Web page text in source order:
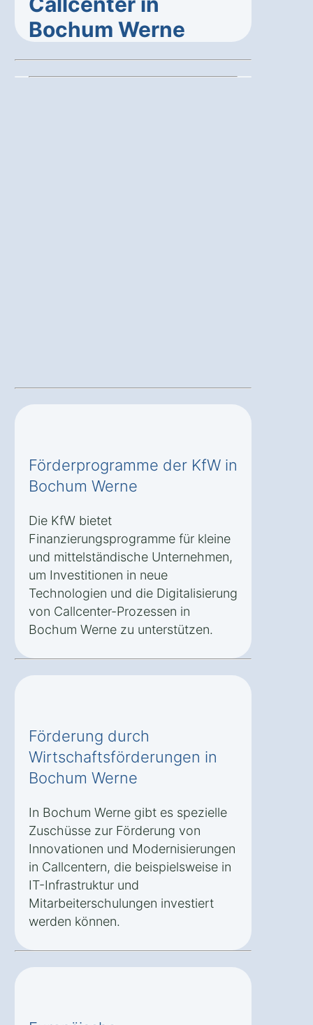
Bochum Werne
Förderprogramme der KfW in
Bochum Werne
Die KfW bietet
Finanzierungsprogramme für kleine
und mittelständische Unternehmen,
um Investitionen in neue
Technologien und die Digitalisierung
von Callcenter-Prozessen in
Bochum Werne zu unterstützen.
Förderung durch
Wirtschaftsförderungen in
Bochum Werne
In Bochum Werne gibt es spezielle
Zuschüsse zur Förderung von
Innovationen und Modernisierungen
in Callcentern, die beispielsweise in
IT-Infrastruktur und
Mitarbeiterschulungen investiert
werden können.